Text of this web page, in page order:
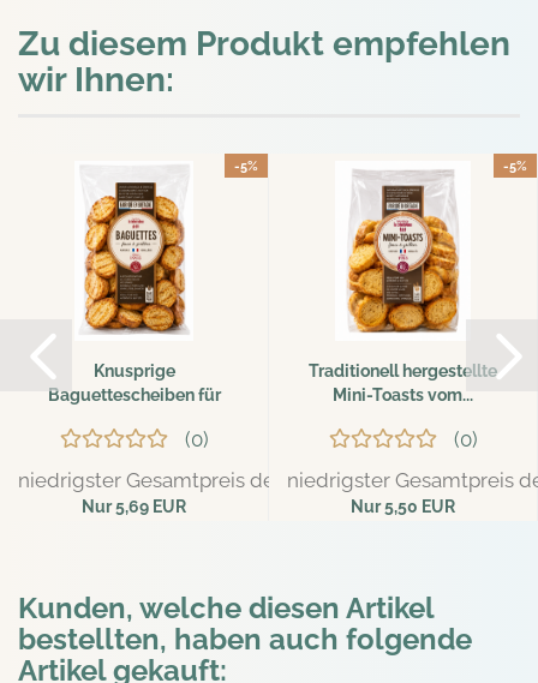
Zu diesem Produkt empfehlen
wir Ihnen:
-5%
Knusprige
Baguettescheiben für
0
niedrigster Gesamtpreis der letzten 30 Tage: 5,99 EUR
Nur 5,69 EUR
-5%
Traditionell hergestellte
Mini-Toasts vom...
0
niedrigster Gesamtpreis
Nur 5,50 EUR
Kunden, welche diesen Artikel
bestellten, haben auch folgende
Artikel gekauft: